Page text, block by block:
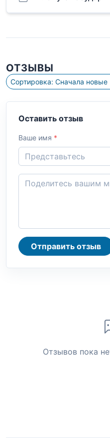
ОТЗЫВЫ
Сортировка: Сначала новые
Оставить отзыв
Ваше имя *
Отправить отзыв
Отзывов пока